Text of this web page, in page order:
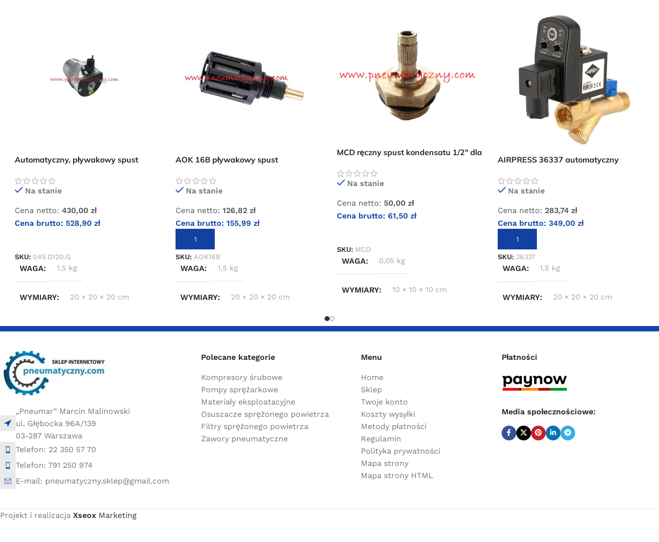
Automatyczny, pływakowy spust
Na stanie
Cena netto: 430,00 zł
Cena brutto: 528,90 zł
SKU: 045.D120.G
WAGA 1,5 kg
WYMIARY 20 × 20 × 20 cm
AOK 16B pływakowy spust
Omega
Na stanie
Cena netto: 126,82zł
Cena brutto:155,99zł
DODAJ DO KOSZYKA
SKU:AOK16B
WAGA 1,5 kg
WYMIARY 20 × 20 × 20 cm
MCD ręczny spust kondensatu 1/2″ dla
Na stanie
Cena netto: 50,00 zł
Cena brutto: 61,50 zł
SKU: MCD
WAGA 0,05 kg
WYMIARY 10 × 10 × 10 cm
AIRPRESS 36337 automatyczny
Na stanie
Cena netto: 283,74zł
Cena brutto:349,00zł
DODAJ DO KOSZYKA
SKU: 36337
WAGA 1,5 kg
WYMIARY 20 × 20 × 20 cm
„Pneumar” Marcin Malinowski
ul. Głębocka 96A/139
03-287 Warszawa
Telefon: 22 350 57 70
Telefon: 791 250 974
E-mail: pneumatyczny.sklep@gmail.com
Polecane kategorie
Kompresory śrubowe
Pompy sprężarkowe
Materiały eksploatacyjne
Osuszacze sprężonego powietrza
Filtry sprężonego powietrza
Zawory pneumatyczne
Menu
Home
Sklep
Twoje konto
Koszty wysyłki
Metody płatności
Regulamin
Polityka prywatności
Mapa strony
Mapa strony HTML
Płatności
Media społecznościowe:
Projekt i realizacja Xseox Marketing